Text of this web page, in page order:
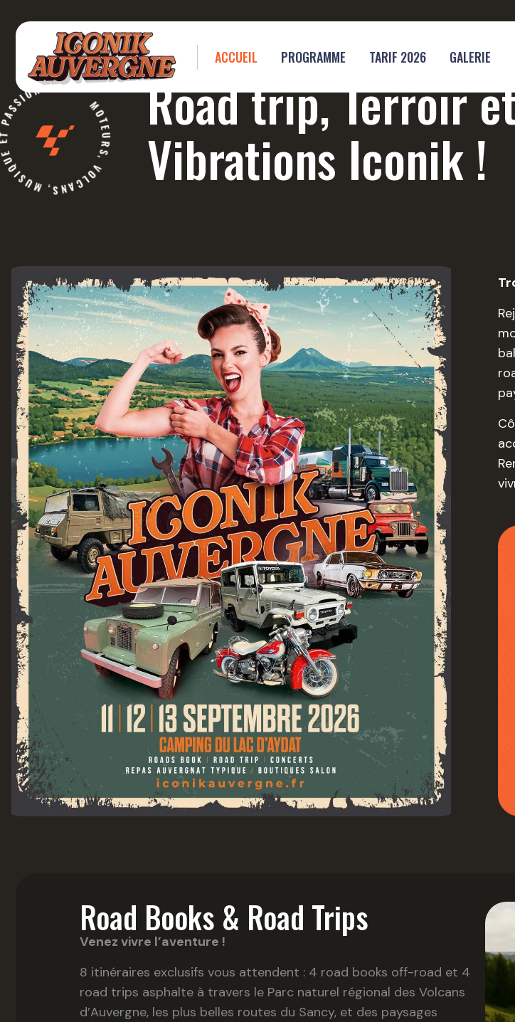
ACCUEIL PROGRAMME TARIF 2026 GALERIE
MUSIQUE ET PASSION !!! Road trip, Terroir
Vibrations Iconik !
Road Books & Road Trips
Venez vivre l’aventure !
8 itinéraires exclusifs vous attendent : 4 road books off-road et 4
road trips asphalte à travers le Parc naturel régional des Volcans
d’Auvergne, les plus belles routes du Sancy, et des paysages